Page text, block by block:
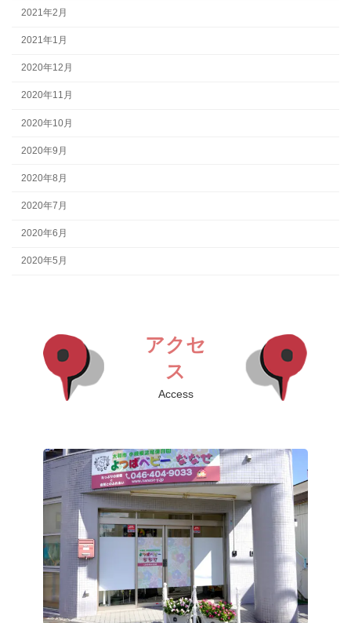
2021年2月
2021年1月
2020年12月
2020年11月
2020年10月
2020年9月
2020年8月
2020年7月
2020年6月
2020年5月
アクセ
ス
Access